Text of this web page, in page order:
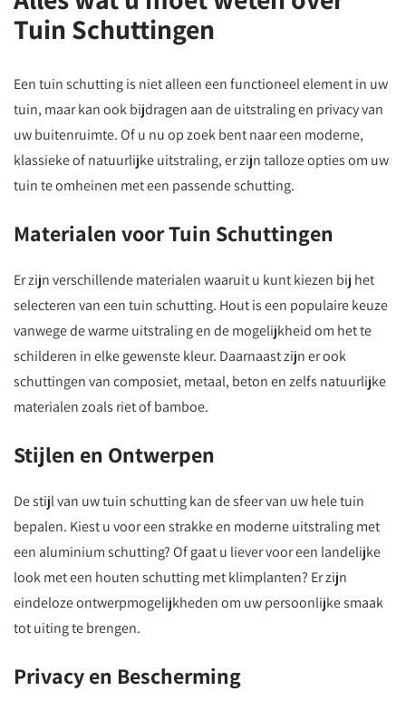
Tuin Schuttingen
Een tuin schutting is niet alleen een functioneel element in uw
tuin, maar kan ook bijdragen aan de uitstraling en privacy van
uw buitenruimte. Of u nu op zoek bent naar een moderne,
klassieke of natuurlijke uitstraling, er zijn talloze opties om uw
tuin te omheinen met een passende schutting.
Materialen voor Tuin Schuttingen
Er zijn verschillende materialen waaruit u kunt kiezen bij het
selecteren van een tuin schutting. Hout is een populaire keuze
vanwege de warme uitstraling en de mogelijkheid om het te
schilderen in elke gewenste kleur. Daarnaast zijn er ook
schuttingen van composiet, metaal, beton en zelfs natuurlijke
materialen zoals riet of bamboe.
Stijlen en Ontwerpen
De stijl van uw tuin schutting kan de sfeer van uw hele tuin
bepalen. Kiest u voor een strakke en moderne uitstraling met
een aluminium schutting? Of gaat u liever voor een landelijke
look met een houten schutting met klimplanten? Er zijn
eindeloze ontwerpmogelijkheden om uw persoonlijke smaak
tot uiting te brengen.
Privacy en Bescherming